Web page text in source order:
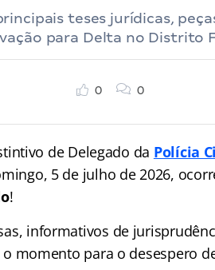
teses jurídicas,
para Delta no Distrito
0 0
de Delegado da Polícia
5 de julho de 2026,
!
informativos de
momento para o desespero